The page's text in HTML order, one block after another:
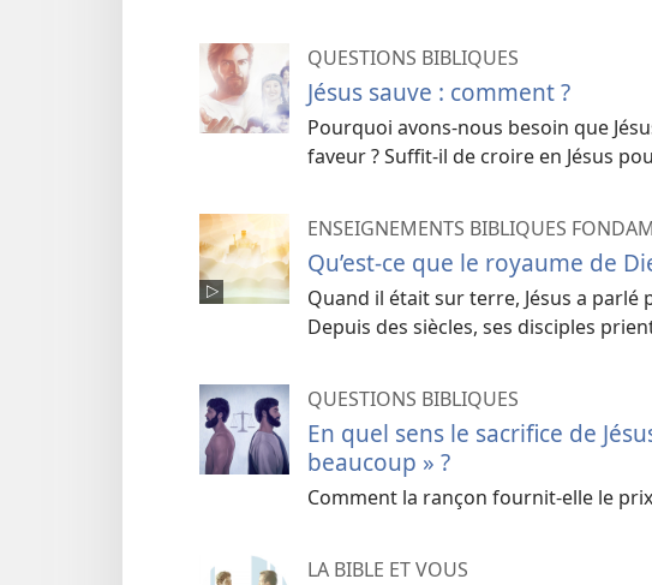
QUESTIONS BIBLIQUES
Jésus sauve : comment ?
Pourquoi avons-nous besoin que
faveur ? Suffit-il de croire en Jésus
ENSEIGNEMENTS BIBLIQUES
Qu’est-ce que le royaume de
Quand il était sur terre, Jésus a
Depuis des siècles, ses disciples
QUESTIONS BIBLIQUES
En quel sens le sacrifice de
beaucoup » ?
Comment la rançon fournit-elle le
LA BIBLE ET VOUS